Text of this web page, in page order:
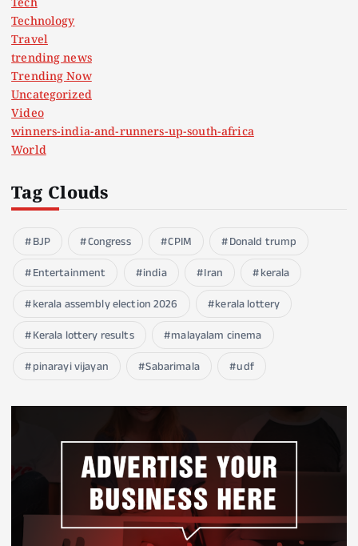
Tech
Technology
Travel
trending news
Trending Now
Uncategorized
Video
winners-india-and-runners-up-south-africa
World
Tag Clouds
BJP Congress CPIM
Donald trump
Entertainment
india Iran
kerala
kerala assembly election 2026
kerala lottery
Kerala lottery results
malayalam cinema
pinarayi vijayan
Sabarimala udf